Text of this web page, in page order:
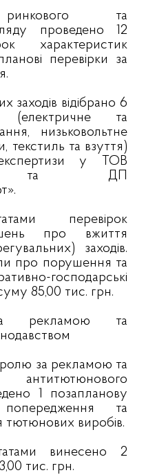
та
проведено 12
характеристик
перевірки за
заходів відібрано 6
(електричне та
низьковольтне
текстиль та взуття)
у ТОВ
та ДП
перевірок
про вжиття
заходів.
про порушення та
господарські
85,00 тис. грн.
рекламою та
за рекламою та
1 позапланову
та
виробів.
винесено 2
тис. грн.